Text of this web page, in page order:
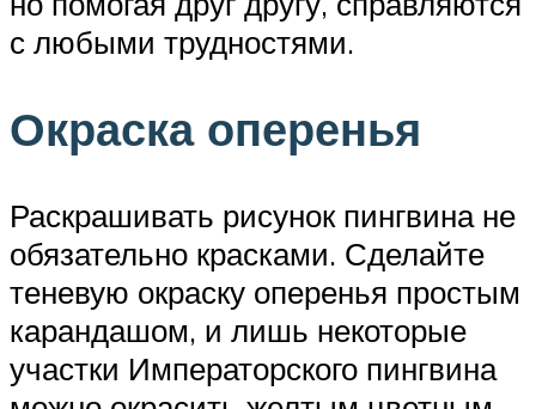
с любыми трудностями.
Окраска оперенья
Раскрашивать рисунок пингвина не
обязательно красками. Сделайте
теневую окраску оперенья простым
карандашом, и лишь некоторые
участки Императорского пингвина